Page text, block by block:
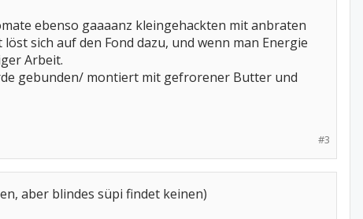
ebenso gaaaanz kleingehackten mit anbraten
sich auf den Fond dazu, und wenn man Energie
Arbeit.
gebunden/ montiert mit gefrorener Butter und
#3
aber blindes süpi findet keinen)